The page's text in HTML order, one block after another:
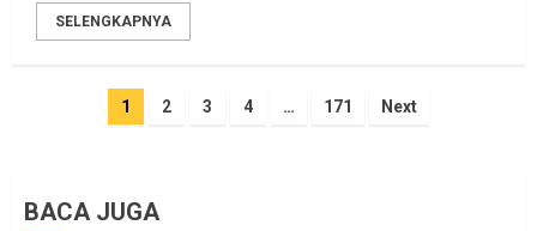
SELENGKAPNYA
Navigasi1 2 3 4 … 171 Next
BACA JUGA